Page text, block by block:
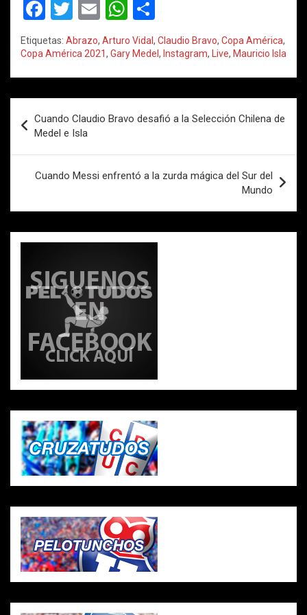
F
a
ce
b
o
o
k
T
wi
tt
er
E
m
ail
W
h
at
s
A
p
o
m
p
ar
tir
Etiquetas: Abrazo, Arturo Vidal , Claudio Bravo, Copa América,
Copa América 2021, Gary Medel , Instagram, Live, Mauricio Isla
de
entradas
Cuando Claudio Bravo desafió a la Selección Chilena de
Medel e Isla
Cuando Messi enfrentó a la zurda mágica del Sur del
Mundo